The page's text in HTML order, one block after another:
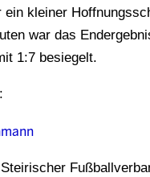
ein kleiner
war das
1:7 besiegelt.